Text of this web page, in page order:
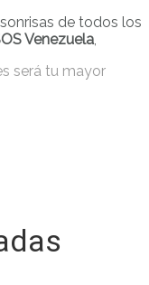
de todos los
Venezuela,
será tu mayor